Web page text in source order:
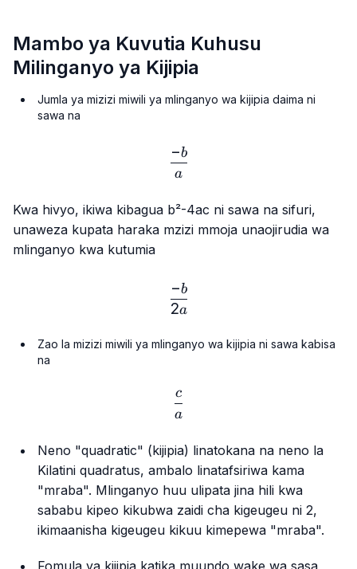
Mambo ya Kuvutia Kuhusu
Milinganyo ya Kijipia
Jumla ya mizizi miwili ya mlinganyo wa kijipia daima ni
sawa na
\frac{-b}{a}
a
−b
Kwa hivyo, ikiwa kibagua b²-4ac ni sawa na sifuri,
unaweza kupata haraka mzizi mmoja unaojirudia wa
mlinganyo kwa kutumia
\frac{-b}{2a}
2a
−b
Zao la mizizi miwili ya mlinganyo wa kijipia ni sawa kabisa
na
\frac{c}{a}
a
c
Neno "quadratic" (kijipia) linatokana na neno la
Kilatiniquadratus, ambalo linatafsiriwa kama
"mraba". Mlinganyo huu ulipata jina hili kwa
sababu kipeo kikubwa zaidi cha kigeugeu ni 2,
ikimaanisha kigeugeu kikuu kimepewa "mraba".
Fomula ya kijipia katika muundo wake wa sasa